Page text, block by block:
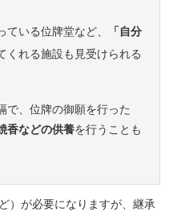
いる位牌堂など、
「自分
くれる施設も見受けられる
で、位牌の御願を行った
香などの供養を行うことも
）が必要になりますが、継承